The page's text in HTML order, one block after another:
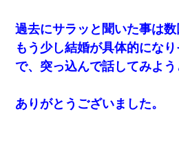
夫に癌の余命宣告。その闘病中に長女
｢昨日はお兄ちゃんと一緒にお風呂に
驚愕…
過去にサラッと聞いた事は数
もう少し結婚が具体的にな
で、突っ込んで話してみよう
ありがとうございました。